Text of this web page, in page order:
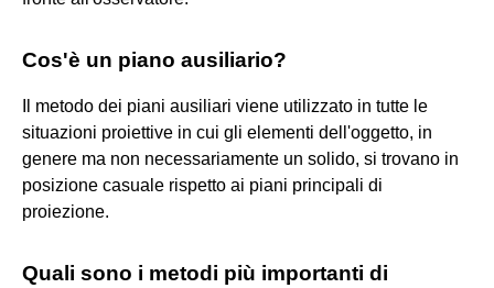
Cos'è un piano ausiliario?
Il metodo dei piani ausiliari viene utilizzato in tutte le
situazioni proiettive in cui gli elementi dell'oggetto, in
genere ma non necessariamente un solido, si trovano in
posizione casuale rispetto ai piani principali di
proiezione.
Quali sono i metodi più importanti di